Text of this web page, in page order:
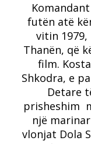
futën atë
vitin
Thanën, që
film.
Shkodra, e
Detare
prisheshim
një
vlonjat Dola